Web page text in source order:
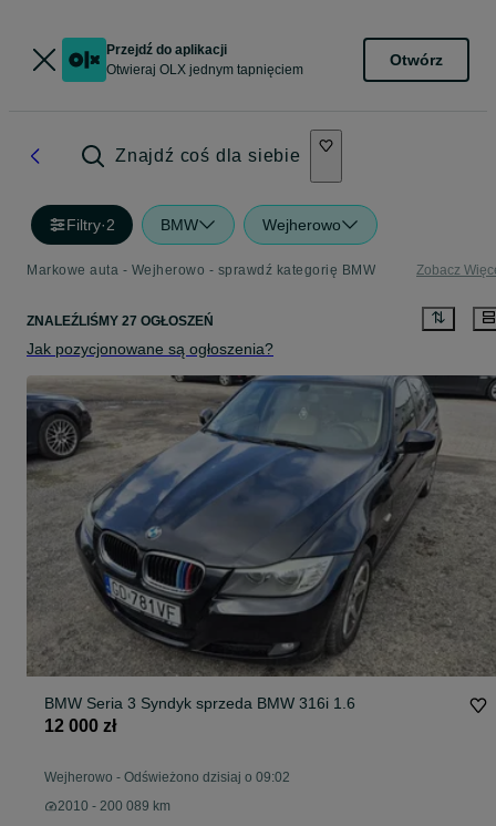
Przejdź do aplikacji
Otwieraj OLX jednym tapnięciem
Otwórz
Znajdź coś dla siebie
Filtry·2 BMW Wejherowo
Markowe auta - Wejherowo - sprawdź kategorię BMW Zobacz
ZNALEŹLIŚMY 27 OGŁOSZEŃ
Jak pozycjonowane są ogłoszenia?
BMW Seria 3 Syndyk sprzeda BMW 316i 1.6
12 000 zł
Wejherowo - Odświeżono dzisiaj o 09:02
2010 - 200 089 km